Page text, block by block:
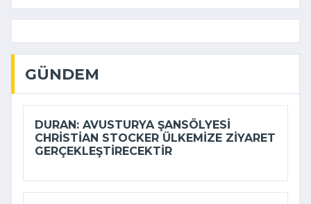
GÜNDEM
DURAN: AVUSTURYA ŞANSÖLYESI
CHRISTIAN STOCKER ÜLKEMIZE ZIYARET
GERÇEKLEŞTIRECEKTIR